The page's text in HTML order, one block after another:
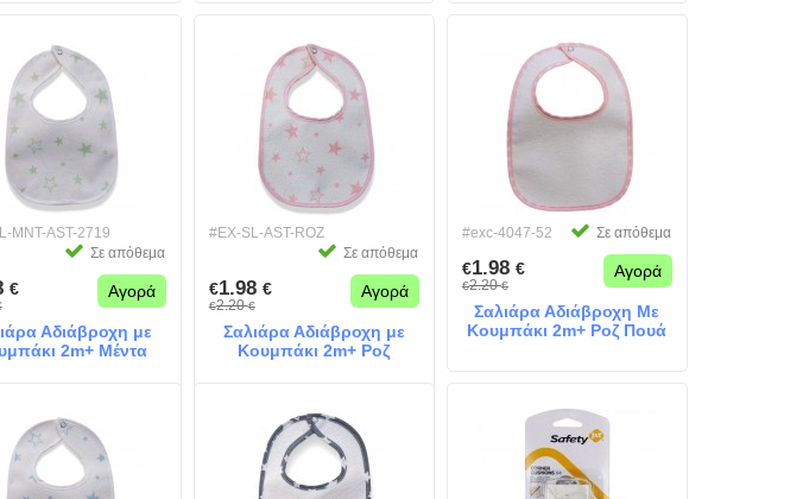
MNT-AST-2719
Σε απόθεμα
€ Αγορά
Αδιάβροχη με
2m+ Μέντα
#EX-SL-AST-ROZ
Σε απόθεμα
€1.98 €
€2.20€
Αγορά
Σαλιάρα Αδιάβροχη με
Κουμπάκι 2m+ Ροζ
#exc-4047-52 Σε απόθεμα
€1.98 €
€2.20€
Αγορά
Σαλιάρα Αδιάβροχη Με
Κουμπάκι 2m+ Ροζ Πουά